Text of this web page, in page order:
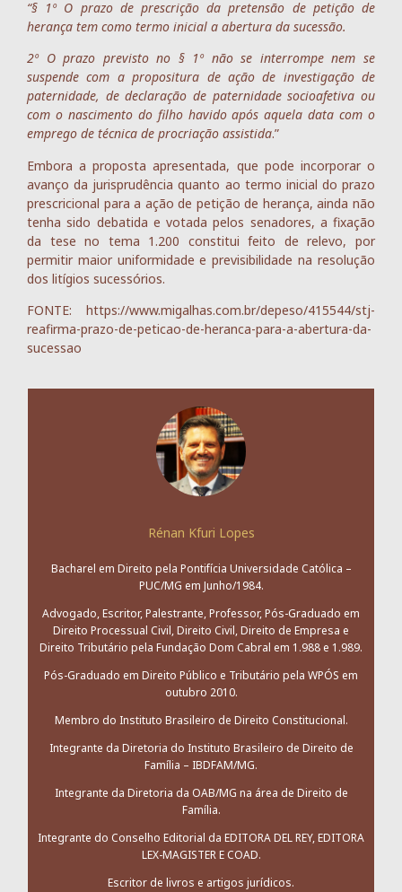
“§ 1º O prazo de prescrição da pretensão de petição de
herança tem como termo inicial a abertura da sucessão.
2º O prazo previsto no § 1º não se interrompe nem se
suspende com a propositura de ação de investigação de
paternidade, de declaração de paternidade socioafetiva ou
com o nascimento do filho havido após aquela data com o
emprego de técnica de procriação assistida.”
Embora a proposta apresentada, que pode incorporar o
avanço da jurisprudência quanto ao termo inicial do prazo
prescricional para a ação de petição de herança, ainda não
tenha sido debatida e votada pelos senadores, a fixação
da tese no tema 1.200 constitui feito de relevo, por
permitir maior uniformidade e previsibilidade na resolução
dos litígios sucessórios.
FONTE: https://www.migalhas.com.br/depeso/415544/stj-
reafirma-prazo-de-peticao-de-heranca-para-a-abertura-da-
sucessao
Rénan Kfuri Lopes
Bacharel em Direito pela Pontifícia Universidade Católica –
PUC/MG em Junho/1984.
Advogado, Escritor, Palestrante, Professor, Pós-Graduado em
Direito Processual Civil, Direito Civil, Direito de Empresa e
Direito Tributário pela Fundação Dom Cabral em 1.988 e 1.989.
Pós-Graduado em Direito Público e Tributário pela WPÓS em
outubro 2010.
Membro do Instituto Brasileiro de Direito Constitucional.
Integrante da Diretoria do Instituto Brasileiro de Direito de
Família – IBDFAM/MG.
Integrante da Diretoria da OAB/MG na área de Direito de
Família.
Integrante do Conselho Editorial da EDITORA DEL REY, EDITORA
LEX-MAGISTER E COAD.
Escritor de livros e artigos jurídicos.